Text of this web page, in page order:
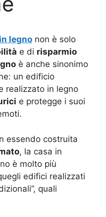
legno non è solo
e di risparmio
è anche sinonimo
un edificio
realizzato in legno
e protegge i suoi
essendo costruita
, la casa in
è molto più
edifici realizzati
quali